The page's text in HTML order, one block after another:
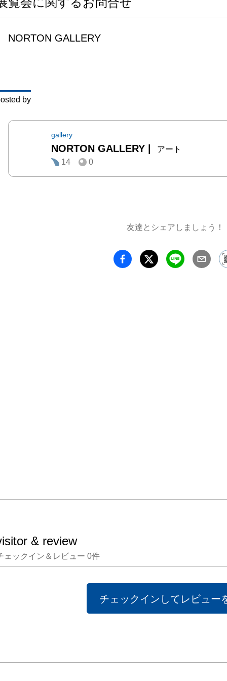
品を購
いと
た作品
ます。
するこ
対する
は色が
に同調
に丁寧
NORTON GALLERY
by
gallery
NORTON GALLERY |
アート
14
0
友達とシェアしましょう！
& review
ェックイン＆レビュー 0件
チェックインしてレビュー